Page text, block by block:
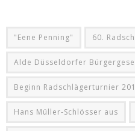
"Eene Penning" 60.
Alde Düsseldorfer
Beginn Radschlägerturnier
Hans Müller-Schlösser aus